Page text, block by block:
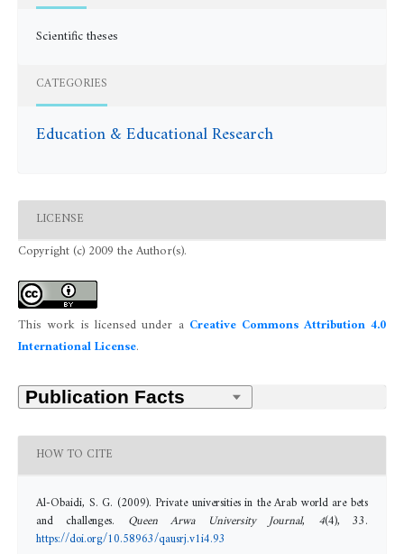
Scientific theses
CATEGORIES
Education & Educational Research
LICENSE
Copyright (c) 2009 the Author(s).
This work is licensed under a Creative Commons Attribution 4.0
International License.
HOW TO CITE
Al-Obaidi, S. G. (2009). Private universities in the Arab world are bets
and challenges. Queen Arwa University Journal, 4(4), 33.
https://doi.org/10.58963/qausrj.v1i4.93